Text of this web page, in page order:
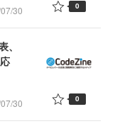
30 0
30 0